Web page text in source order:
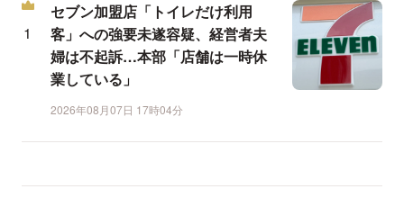
セブン加盟店「トイレだけ利用
客」への強要未遂容疑、経営者夫
婦は不起訴…本部「店舗は一時休
業している」
2026年08月07日 17時04分